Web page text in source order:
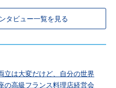
タビュー一覧を見る
立は大変だけど、自分の世界
の高級フランス料理店経営会